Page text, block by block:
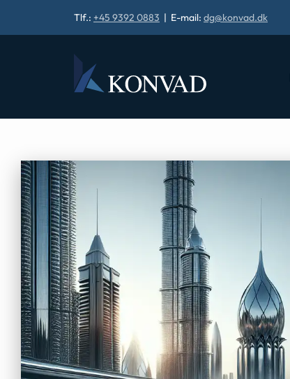
Tlf.: +45 9392 0883 | E-mail: dg@konvad.dk